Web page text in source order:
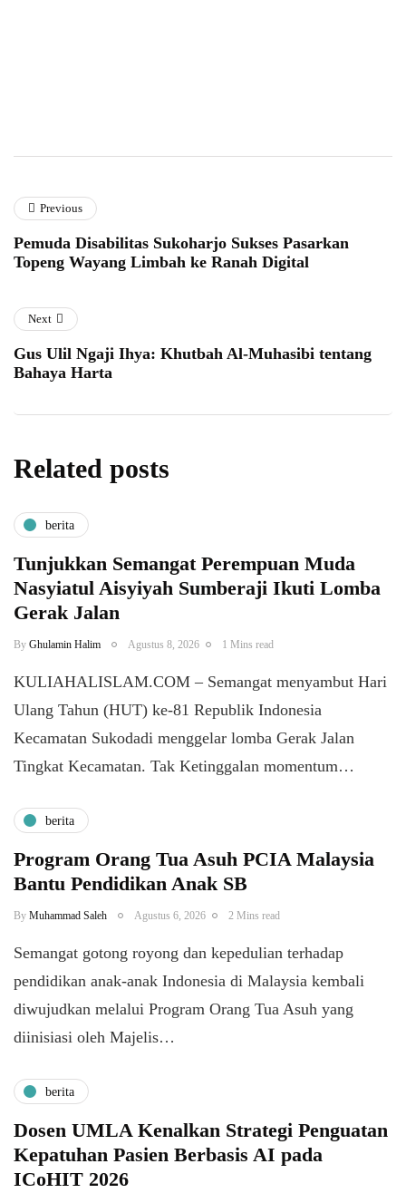
Previous
​Pemuda Disabilitas Sukoharjo Sukses Pasarkan
Topeng Wayang Limbah ke Ranah Digital
Next
Gus Ulil Ngaji Ihya: Khutbah Al-Muhasibi tentang
Bahaya Harta
Related posts
berita
Tunjukkan Semangat Perempuan Muda
Nasyiatul Aisyiyah Sumberaji Ikuti Lomba
Gerak Jalan
By Ghulamin Halim Agustus 8, 2026 1 Mins read
KULIAHALISLAM.COM – Semangat menyambut Hari
Ulang Tahun (HUT) ke-81 Republik Indonesia
Kecamatan Sukodadi menggelar lomba Gerak Jalan
Tingkat Kecamatan. Tak Ketinggalan momentum…
berita
Program Orang Tua Asuh PCIA Malaysia
Bantu Pendidikan Anak SB
By Muhammad Saleh Agustus 6, 2026 2 Mins read
​Semangat gotong royong dan kepedulian terhadap
pendidikan anak-anak Indonesia di Malaysia kembali
diwujudkan melalui Program Orang Tua Asuh yang
diinisiasi oleh Majelis…
berita
Dosen UMLA Kenalkan Strategi Penguatan
Kepatuhan Pasien Berbasis AI pada
ICoHIT 2026